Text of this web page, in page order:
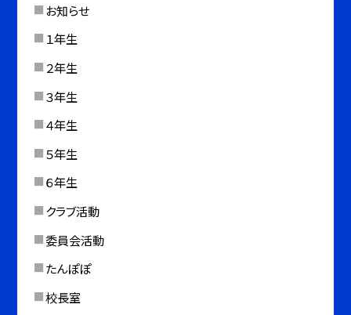
お知らせ
１年生
２年生
３年生
４年生
５年生
６年生
クラブ活動
委員会活動
たんぽぽ
校長室